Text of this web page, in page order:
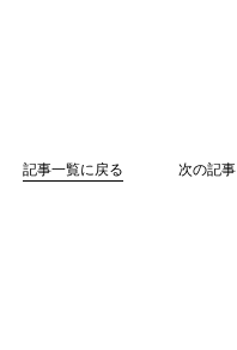
記事一覧に戻る 次の記事